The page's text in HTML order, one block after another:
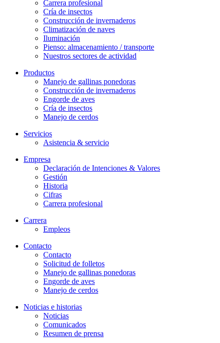
Carrera profesional
Cría de insectos
Construcción de invernaderos
Climatización de naves
Iluminación
Pienso: almacenamiento / transporte
Nuestros sectores de actividad
Productos
Manejo de gallinas ponedoras
Construcción de invernaderos
Engorde de aves
Cría de insectos
Manejo de cerdos
Servicios
Asistencia & servicio
Empresa
Declaración de Intenciones & Valores
Gestión
Historia
Cifras
Carrera profesional
Carrera
Empleos
Contacto
Contacto
Solicitud de folletos
Manejo de gallinas ponedoras
Engorde de aves
Manejo de cerdos
Noticias e historias
Noticias
Comunicados
Resumen de prensa